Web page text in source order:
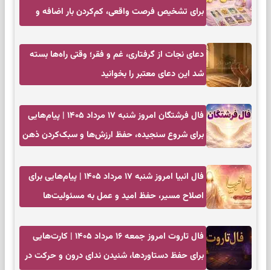
برای تشخیص فرصت واقعی، کم‌کردن بار اضافه و
دعای نجات از گرفتاری، غم و فقر؛ وقتی راه‌ها بسته
شد این دعای معتبر را بخوانید
فال فرشتگان امروز شنبه ۱۷ مرداد ۱۴۰۵ | پیام‌هایی
برای شروع سنجیده، حفظ ارزش‌ها و سبک‌کردن ذهن
فال انبیا امروز شنبه ۱۷ مرداد ۱۴۰۵ | پیام‌هایی برای
اصلاح مسیر، حفظ امید و عمل به مسئولیت‌ها
فال تاروت امروز جمعه ۱۶ مرداد ۱۴۰۵ | کارت‌هایی
برای حفظ دستاوردها، شنیدن ندای درون و حرکت در